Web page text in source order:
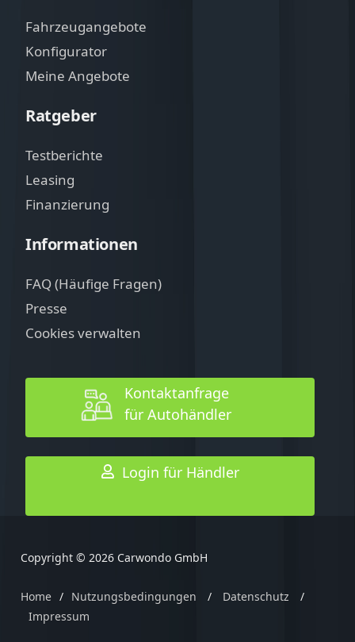
Fahrzeugangebote
Konfigurator
Meine Angebote
Ratgeber
Testberichte
Leasing
Finanzierung
Informationen
FAQ (Häufige Fragen)
Presse
Cookies verwalten
Kontaktanfrage
für Autohändler
Login für Händler
Copyright © 2026 Carwondo GmbH
Home / Nutzungsbedingungen / Datenschutz
/
Impressum